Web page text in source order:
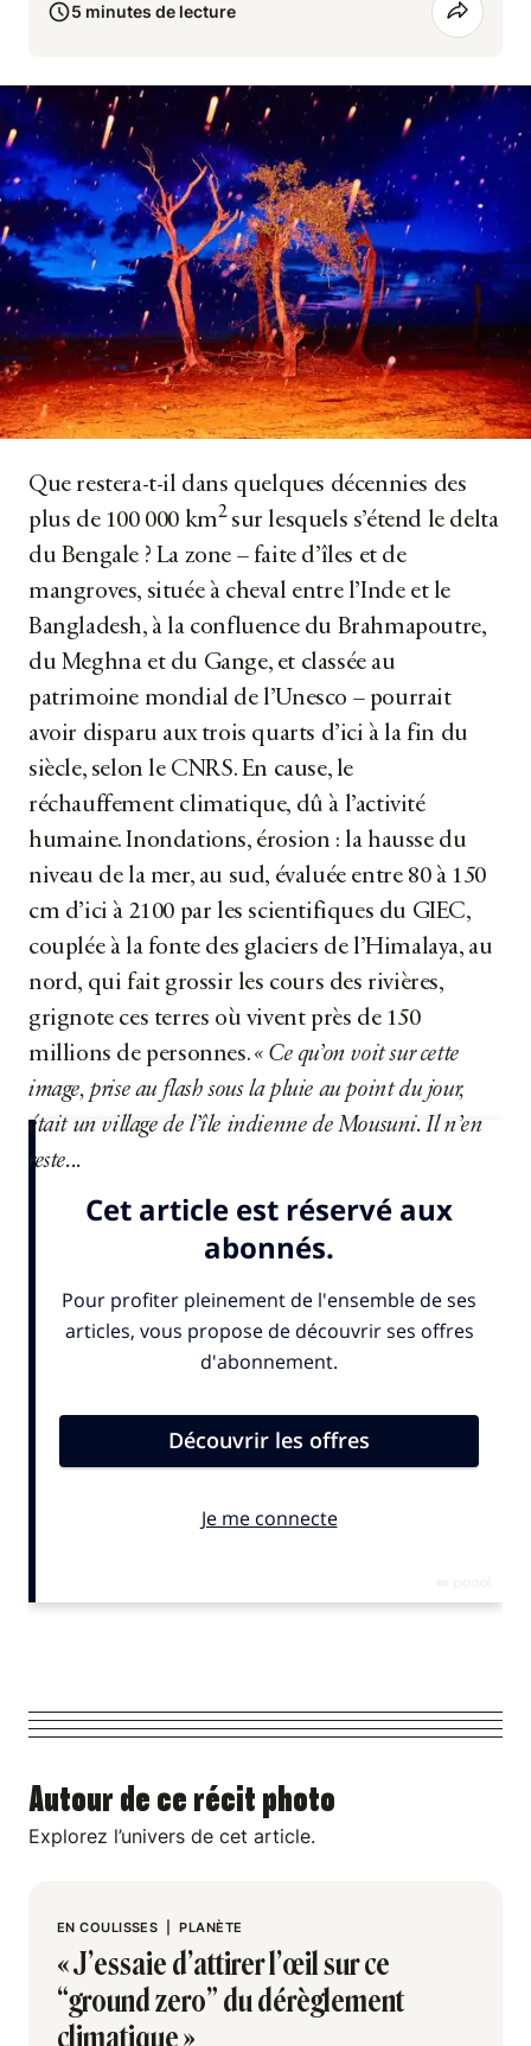
5 minutes de lecture
Que restera-t-il dans quelques décennies des
plus de 100 000 km2 sur lesquels s’étend le delta
du Bengale ? La zone – faite d’îles et de
mangroves, située à cheval entre l’Inde et le
Bangladesh, à la confluence du Brahmapoutre,
du Meghna et du Gange, et classée au
patrimoine mondial de l’Unesco – pourrait
avoir disparu aux trois quarts d’ici à la fin du
siècle, selon le CNRS. En cause, le
réchauffement climatique, dû à l’activité
humaine. Inondations, érosion : la hausse du
niveau de la mer, au sud, évaluée entre 80 à 150
cm d’ici à 2100 par les scientifiques du GIEC,
couplée à la fonte des glaciers de l’Himalaya, au
nord, qui fait grossir les cours des rivières,
grignote ces terres où vivent près de 150
millions de personnes. « Ce qu’on voit sur cette
image, prise au flash sous la pluie au point du jour,
était un village de l’île indienne de Mousuni. Il n’en
reste...
Autour de ce récit photo
Explorez l’univers de cet article.
EN COULISSES |PLANÈTE
« J’essaie d’attirer l’œil sur ce
“ground zero” du dérèglement
climatique »